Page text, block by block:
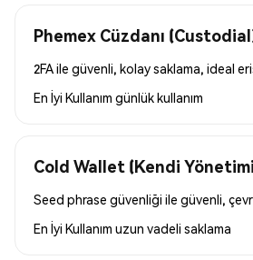
Phemex Cüzdanı
2FA ile güvenli, kolay saklama, ideal
En İyi Kullanım günlük kullanım
Cold Wallet (Kendi
Seed phrase güvenliği ile güvenli,
En İyi Kullanım uzun vadeli saklama